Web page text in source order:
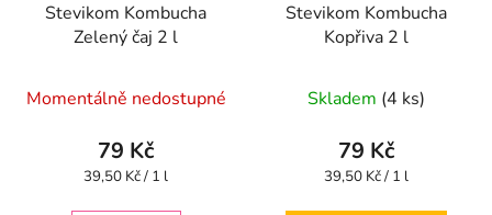
Stevikom Kombucha
Zelený čaj 2 l
hodnocení
produktu
je
Momentálně nedostupné
79 Kč
Měrná
39,50 Kč / 1 l
Stevikom Kombucha
Kopřiva 2 l
hodnocení
produktu
je
Skladem (4 ks)
79 Kč
Měrná
39,50 Kč / 1 l